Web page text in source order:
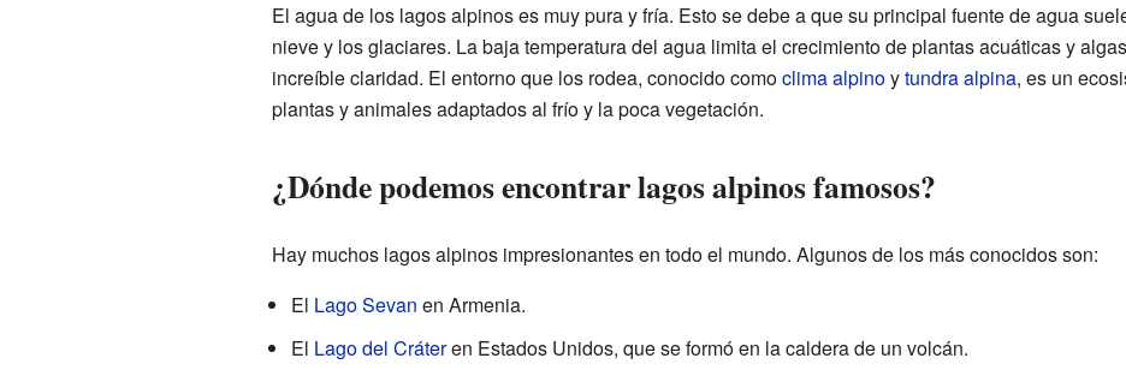
El agua de los lagos alpinos es muy pura y fría. Esto se debe a que su principal fuente de agua
nieve y los glaciares. La baja temperatura del agua limita el crecimiento de plantas acuáticas y
increíble claridad. El entorno que los rodea, conocido comoclima alpinoytundra alpina, es un
plantas y animales adaptados al frío y la poca vegetación.
¿Dónde podemos encontrar lagos alpinos famosos?
Hay muchos lagos alpinos impresionantes en todo el mundo. Algunos de los más conocidos son:
El Lago Sevan en Armenia.
El Lago del Cráteren Estados Unidos, que se formó en la caldera de un volcán.